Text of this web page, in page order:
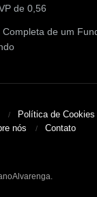
de 0,56
Completa de um
Política de Cookies
nós Contato